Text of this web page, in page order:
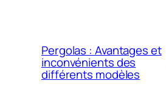
Pergolas : Avantages et
inconvénients des
différents modèles